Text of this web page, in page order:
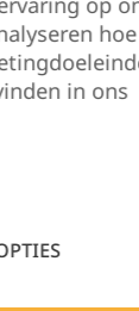
XLarge
Kies je aantal:
Gratis
in ons